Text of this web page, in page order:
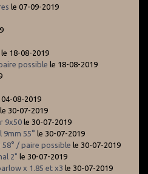
le 07-09-2019
le 18-08-2019
possible le 18-08-2019
04-08-2019
le 30-07-2019
9x50 le 30-07-2019
55° le 30-07-2019
/ paire possible le 30-07-2019
2" le 30-07-2019
x 1.85 et x3 le 30-07-2019